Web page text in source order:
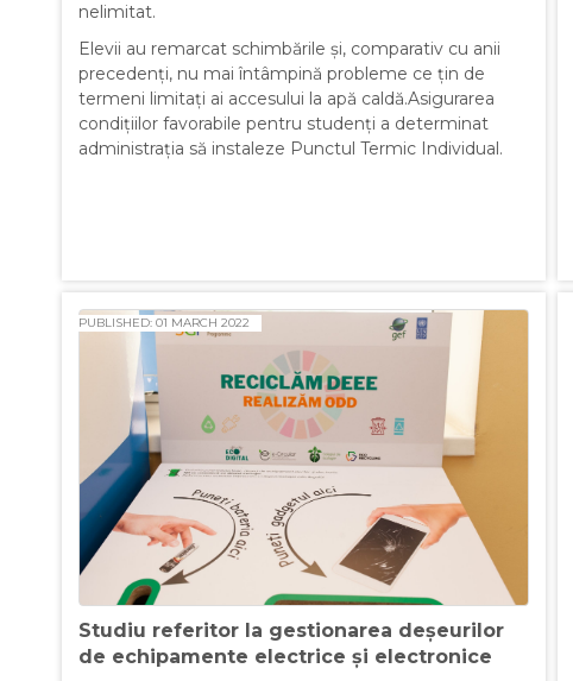
nelimitat.
Elevii au remarcat schimbările și, comparativ cu anii
precedenți, nu mai întâmpină probleme ce țin de
termeni limitați ai accesului la apă caldă.Asigurarea
condițiilor favorabile pentru studenți a determinat
administrația să instaleze Punctul Termic Individual.
Studiu referitor la gestionarea deșeurilor
de echipamente electrice și electronice
PUBLISHED: 01 MARCH 2022